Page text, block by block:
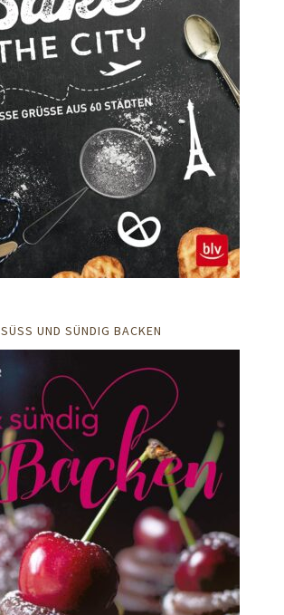
SÜSS UND SÜNDIG BACKEN